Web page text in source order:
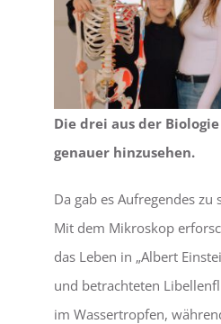
Die drei aus der
genauer hinzusehen.
Da gab es Aufregendes zu
Mit dem Mikroskop
das Leben in „Albert
und betrachteten
im Wassertropfen,